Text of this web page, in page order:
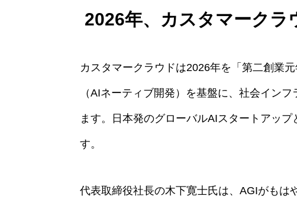
2026年、カスタマークラ
カスタマークラウドは2026年を「第二創業
（AIネーティブ開発）を基盤に、社会イン
ます。日本発のグローバルAIスタートアッ
す。
代表取締役社長の木下寛士氏は、AGIがもは